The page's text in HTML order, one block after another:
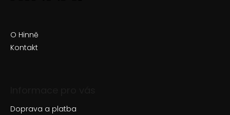
O Hinně
Kontakt
Doprava a platba